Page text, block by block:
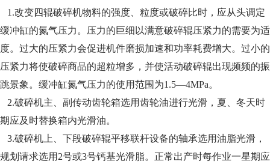
1.改变四辊破碎机物料的强度、粒度或破碎比时，应从头调定
缓冲缸的氮气压力。压力的巨细以满意破碎辊压紧力的需要为适
度。过大的压紧力会促进机件磨损加速和功率耗费增大。过小的
压紧力将使破碎商品的超粒增多，并使活动破碎辊出现频频的振
跳景象。缓冲缸氮气压力的使用范围为1.5—4MPa。
2.破碎机主、副传动齿轮箱选用齿轮油进行光滑，夏、冬天时
期应及时替换箱内光滑油。
3.破碎机上、下段破碎辊平移联杆设备的轴承选用油脂光滑，
规划请求选用2号或3号钙基光滑脂。正常出产时每作业一星期应